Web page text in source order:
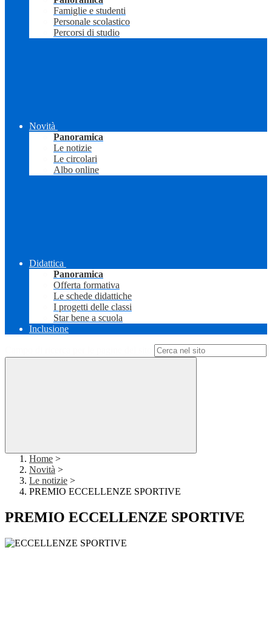
Famiglie e studenti
Personale scolastico
Percorsi di studio
Novità
Panoramica
Le notizie
Le circolari
Albo online
Didattica
Panoramica
Offerta formativa
Le schede didattiche
I progetti delle classi
Star bene a scuola
Inclusione
Home >
Novità >
Le notizie >
PREMIO ECCELLENZE SPORTIVE
PREMIO ECCELLENZE SPORTIVE